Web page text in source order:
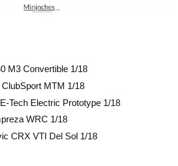
M3 Convertible 1/18
MTM 1/18
Tech Electric Prototype 1/18
WRC 1/18
CRX VTI Del Sol 1/18